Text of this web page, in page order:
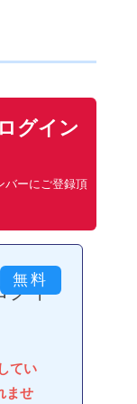
グイン
バーにご登録頂
グイ
てい
ませ